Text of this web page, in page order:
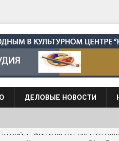
ДЕЛОВЫЕ НОВОСТИ
при Культурном центре “Наш